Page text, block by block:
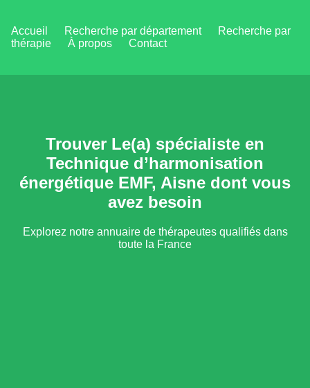
Accueil Recherche par département
Recherche par
thérapie
À propos Contact
Trouver Le(a) spécialiste en
Technique d’harmonisation
énergétique EMF, Aisne dont vous
avez besoin
Explorez notre annuaire de thérapeutes qualifiés dans
toute la France